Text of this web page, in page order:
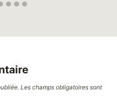
Les champs obligatoires sont